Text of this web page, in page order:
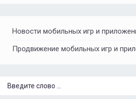
Новости мобильных игр и
Продвижение мобильных игр и